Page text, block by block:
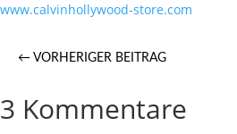
www.calvinhollywood-store.com
← VORHERIGER BEITRAG
3 Kommentare